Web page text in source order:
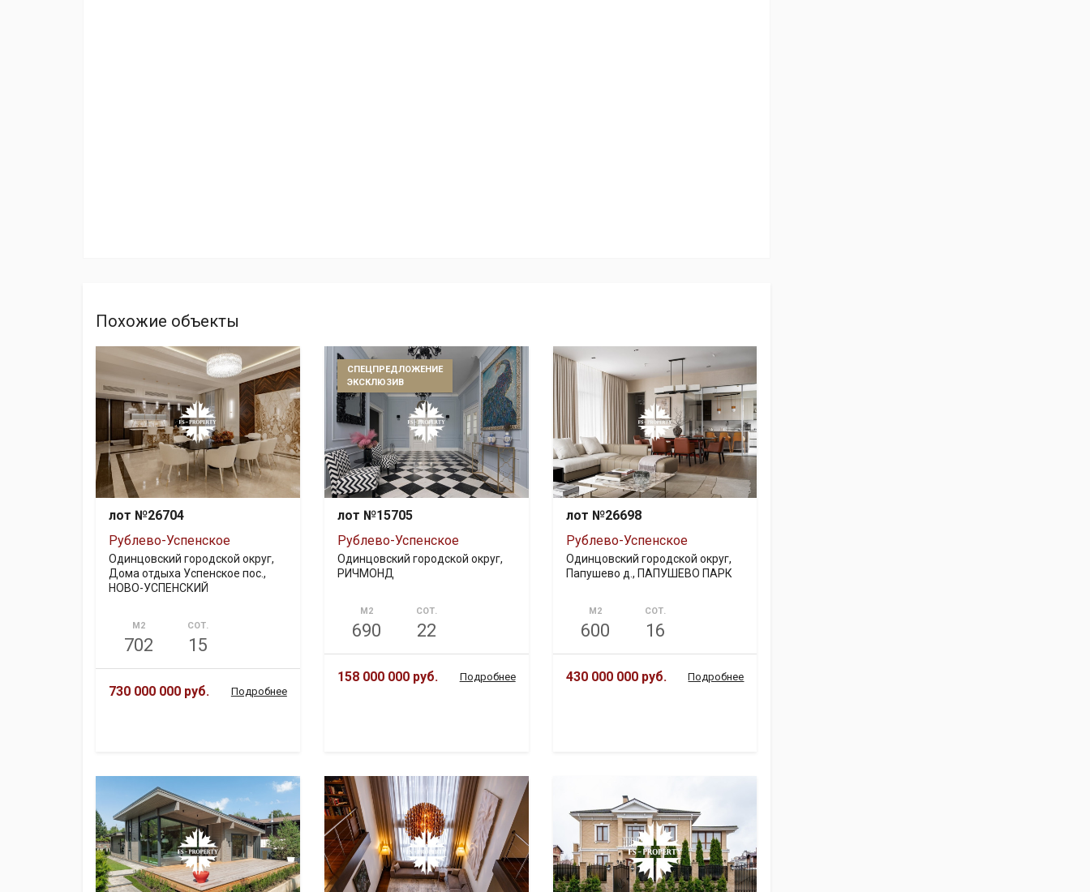
Похожие объекты
лот №26704
Рублево-Успенское
Одинцовский городской округ,
Дома отдыха Успенское пос.,
НОВО-УСПЕНСКИЙ
М2
702
СОТ.
15
730 000 000 руб. Подробнее
СПЕЦПРЕДЛОЖЕНИЕ
ЭКСКЛЮЗИВ
лот №15705
Рублево-Успенское
Одинцовский городской округ,
РИЧМОНД
М2
690
СОТ.
22
158 000 000 руб. Подробнее
лот №26698
Рублево-Успенское
Одинцовский городской округ,
Папушево д., ПАПУШЕВО ПАРК
М2
600
СОТ.
16
430 000 000 руб. Подробнее